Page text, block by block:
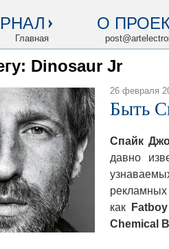
Главная
О
Dinosaur Jr
26 февраля
Быть
Спайк
давно
как
Chemical